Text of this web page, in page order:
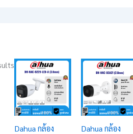
Dahua กล้อง
Dahua กล้อง